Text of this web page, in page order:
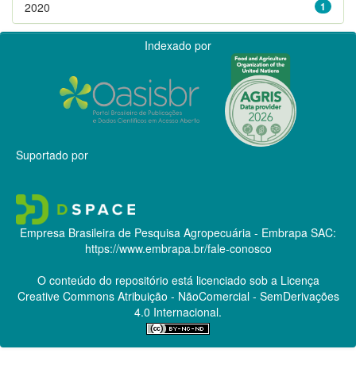
1
2020
Indexado por
Suportado por
Empresa Brasileira de Pesquisa Agropecuária - Embrapa SAC:
https://www.embrapa.br/fale-conosco
O conteúdo do repositório está licenciado sob a Licença
Creative CommonsAtribuição - NãoComercial - SemDerivações
4.0 Internacional.